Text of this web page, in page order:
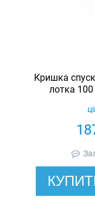
Кришка
лотка